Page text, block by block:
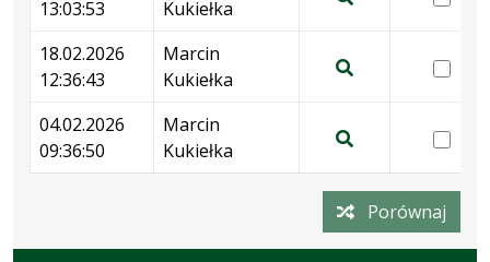
25.05.2026
dnia
16.03.2026
13:03:53
Kukiełka
wersji
dnia
18.02.2026
13:03:53
18.02.2026
12:36:43
Marcin
Kukiełka
wersji
z
dnia
18.02.2026
12:36:43
04.02.2026
09:36:50
Marcin
Kukiełka
podgląd
wersji
z
Porównaj